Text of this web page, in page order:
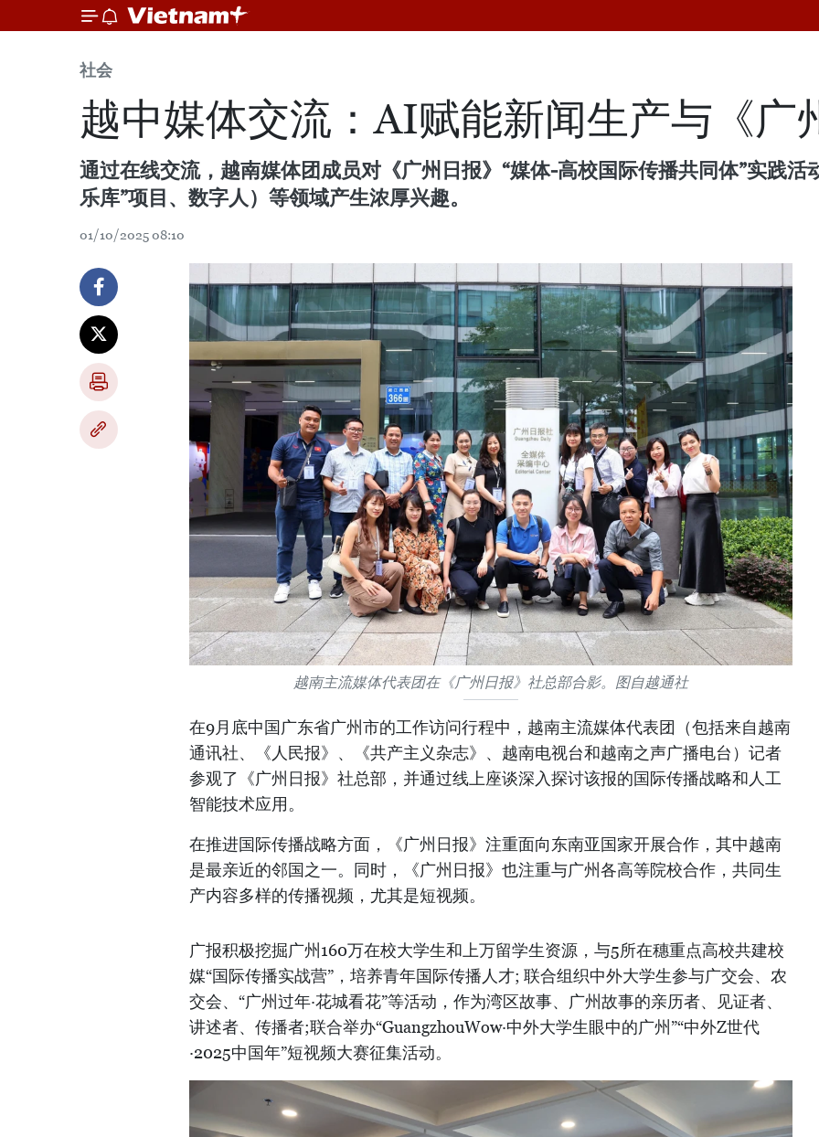
社会
越中媒体交流：AI赋能新闻生产与《广
通过在线交流，越南媒体团成员对《广州日报》“媒体-高校国际传播共同体”实践
乐库”项目、数字人）等领域产生浓厚兴趣。
01/10/2025 08:10
越南主流媒体代表团在《广州日报》社总部合影。图自越通社
在9月底中国广东省广州市的工作访问行程中，越南主流媒体代表团（包括来自越南
通讯社、《人民报》、《共产主义杂志》、越南电视台和越南之声广播电台）记者
参观了《广州日报》社总部，并通过线上座谈深入探讨该报的国际传播战略和人工
智能技术应用。
在推进国际传播战略方面，《广州日报》注重面向东南亚国家开展合作，其中越南
是最亲近的邻国之一。同时，《广州日报》也注重与广州各高等院校合作，共同生
产内容多样的传播视频，尤其是短视频。
广报积极挖掘广州160万在校大学生和上万留学生资源，与5所在穗重点高校共建校
媒“国际传播实战营”，培养青年国际传播人才; 联合组织中外大学生参与广交会、农
交会、“广州过年·花城看花”等活动，作为湾区故事、广州故事的亲历者、见证者、
讲述者、传播者;联合举办“GuangzhouWow·中外大学生眼中的广州”“中外Z世代
·2025中国年”短视频大赛征集活动。